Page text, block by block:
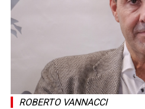
ROBERTO VANNACCI